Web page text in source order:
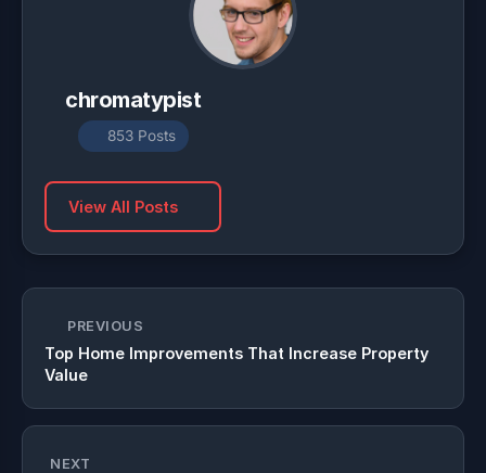
chromatypist
853 Posts
View All Posts
PREVIOUS
Top Home Improvements That Increase Property
Value
NEXT